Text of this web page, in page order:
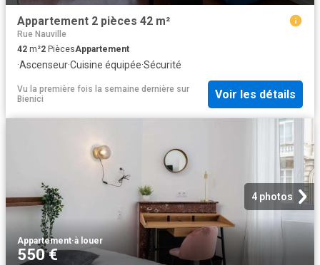
Appartement 2 pièces 42 m²
Rue Nauville
42 m²2 PiècesAppartement
·Ascenseur·Cuisine équipée·Sécurité
Vu la première fois la semaine dernière sur
Bienici
Voir les détails
4 photos
Appartement·à louer
550 €